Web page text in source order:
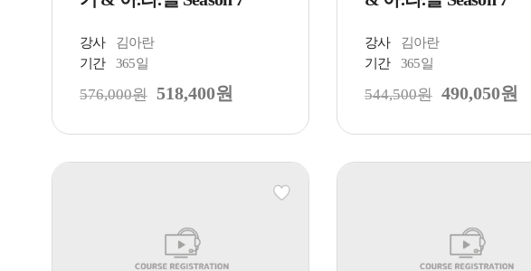
강사
김아란
기간
365일
576,000원 518,400원
강사
김아란
기간
365일
544,500원 490,050원